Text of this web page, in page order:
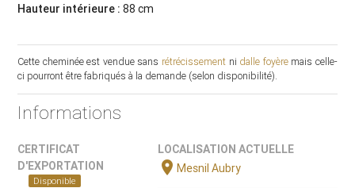
Hauteur intérieure :88 cm
Cette cheminée est vendue sans rétrécissement ni dalle foyèremais celle-
ci pourront être fabriqués à la demande (selon disponibilité).
Informations
CERTIFICAT
D'EXPORTATION
Disponible
LOCALISATION ACTUELLE
location_onMesnil Aubry